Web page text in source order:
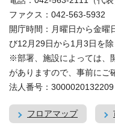
ファクス：042-563-5932
開庁時間：月曜日から金曜
び12月29日から1月3日を除
※部署、施設によっては、
がありますので、事前にご
法人番号：3000020132209
フロアマップ